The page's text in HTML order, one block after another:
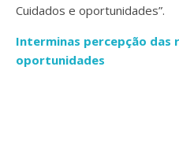
Cuidados e oportunidades”.
Interminas percepção das
oportunidades